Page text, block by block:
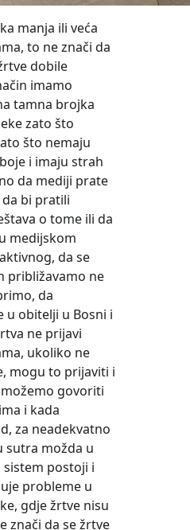
manja ili veća
to ne znači da
dobile
imamo
tamna brojka
zato što
što nemaju
i imaju strah
da mediji prate
bi pratili
o tome ili da
medijskom
da se
približavamo ne
da
u obitelji u Bosni i
ne prijavi
ukoliko ne
mogu to prijaviti i
govoriti
i kada
za neadekvatno
sutra možda u
sistem postoji i
probleme u
gdje žrtve nisu
znači da se žrtve